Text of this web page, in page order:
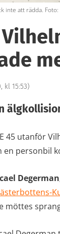
inte att rädda.
kl 15:53)
45 utanför
en personbil
Degerman
möttes